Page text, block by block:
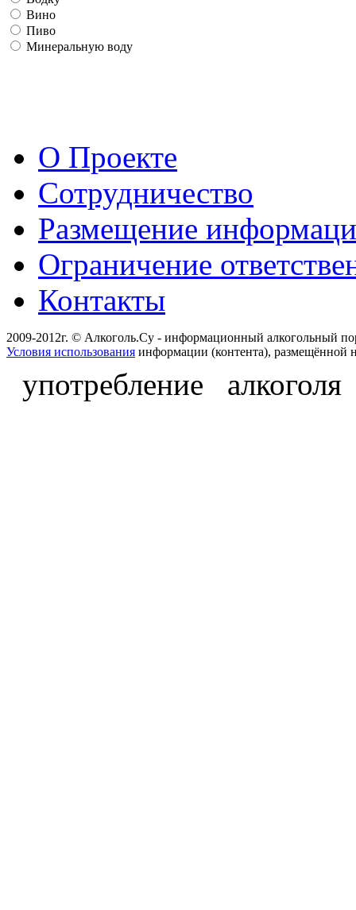
Вино
Пиво
Минеральную воду
О Проекте
Сотрудничество
Размещение
Ограничение
Контакты
2009-2012г. © Алкоголь.Су - информационный алкогольный
Условия использования информации (контента), размещённой
употребление